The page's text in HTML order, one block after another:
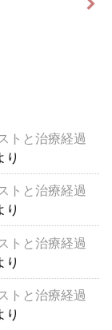
トと治療経過
り
トと治療経過
り
トと治療経過
り
トと治療経過
り